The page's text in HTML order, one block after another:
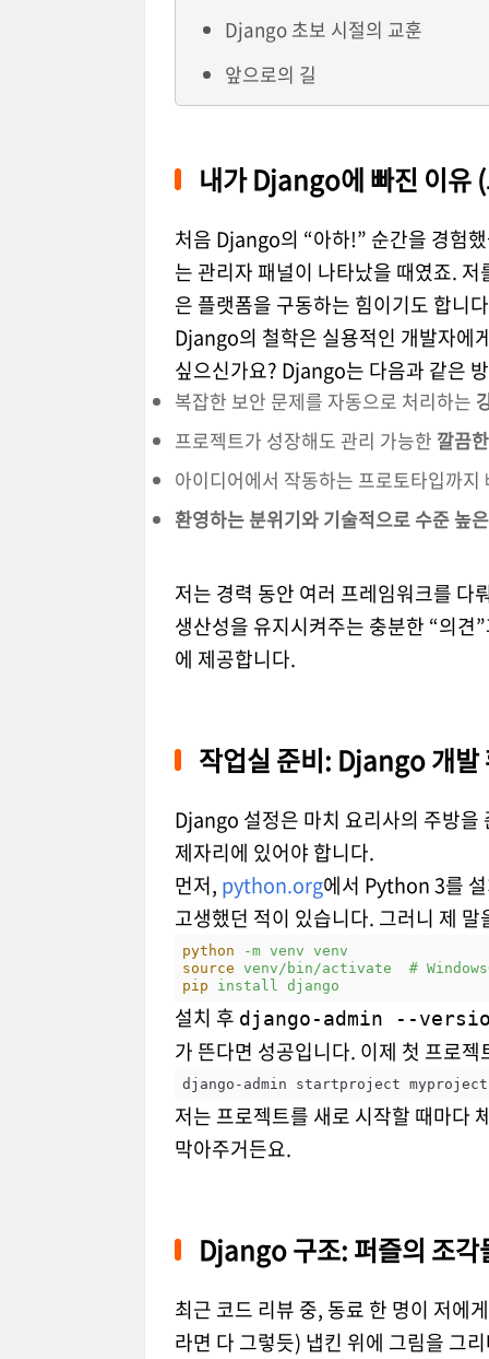
Django 초보 시절의 교훈
앞으로의 길
내가 Django에 빠진 이유
처음 Django의 “아하!” 순간을 경험
는 관리자 패널이 나타났을 때였죠.
은 플랫폼을 구동하는 힘이기도 합니
Django의 철학은 실용적인 개발자에
싶으신가요? Django는 다음과 같은
복잡한 보안 문제를 자동으로 처리하는
프로젝트가 성장해도 관리 가능한 깔끔
아이디어에서 작동하는 프로토타입까지
환영하는 분위기와 기술적으로 수준 높
저는 경력 동안 여러 프레임워크를
생산성을 유지시켜주는 충분한 “의견
에 제공합니다.
작업실 준비: Django 개발
Django 설정은 마치 요리사의 주방
제자리에 있어야 합니다.
먼저, python.org에서 Python 3를
고생했던 적이 있습니다. 그러니 제 말
python
-m venv venv
source venv/bin/activate  #
pip
install django
설치 후 django-admin --
가 뜬다면 성공입니다. 이제 첫 프로
저는 프로젝트를 새로 시작할 때마다
막아주거든요.
Django 구조: 퍼즐의 조각
최근 코드 리뷰 중, 동료 한 명이 저에
라면 다 그렇듯) 냅킨 위에 그림을 그